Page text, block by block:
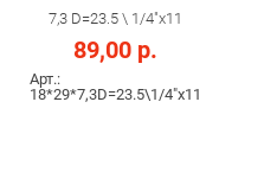
7,3 D=23.5 \ 1/4"х11
89,00 р.
Арт.:
18*29*7,3D=23.5\1/4"х11